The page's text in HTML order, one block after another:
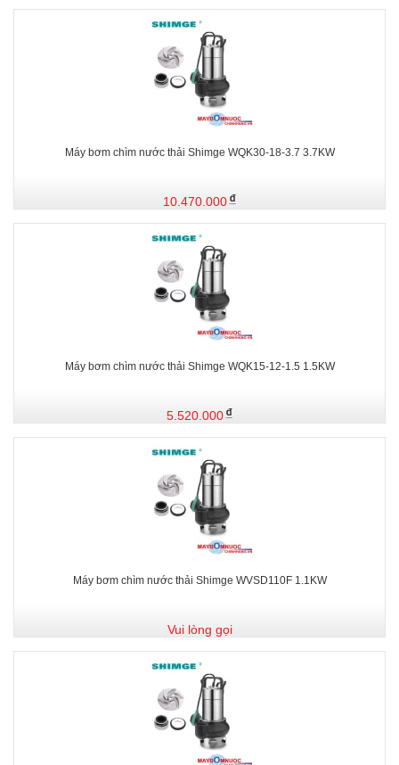
Máy bơm chìm nước thải Shimge WQK30-18-3.7 3.7KW
10.470.000
Máy bơm chìm nước thải Shimge WQK15-12-1.5 1.5KW
5.520.000
Máy bơm chìm nước thải Shimge WVSD110F 1.1KW
Vui lòng gọi